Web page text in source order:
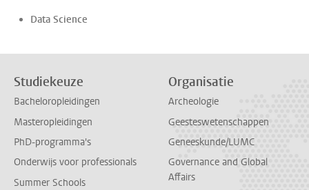
Data Science
Studiekeuze
Bacheloropleidingen
Masteropleidingen
PhD-programma's
Onderwijs voor professionals
Summer Schools
Organisatie
Archeologie
Geesteswetenschappen
Geneeskunde/LUMC
Governance and Global
Affairs